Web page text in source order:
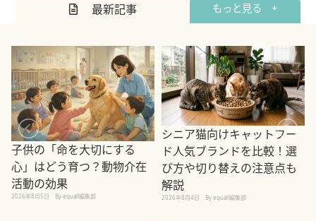
最新記事 もっと見る +
子供の「命を大切にする
心」はどう育つ？動物介在
活動の効果
2026年8月5日 By equall編集部
シニア猫向けキャットフー
ド人気ブランドを比較！選
び方や切り替えの注意点も
解説
2026年8月4日 By equall編集部